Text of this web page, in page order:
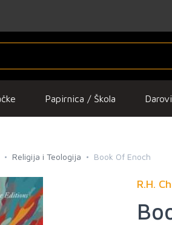
Papirnica / Škola Darovi
Religija i Teologija Book Of Enoch
R.H.